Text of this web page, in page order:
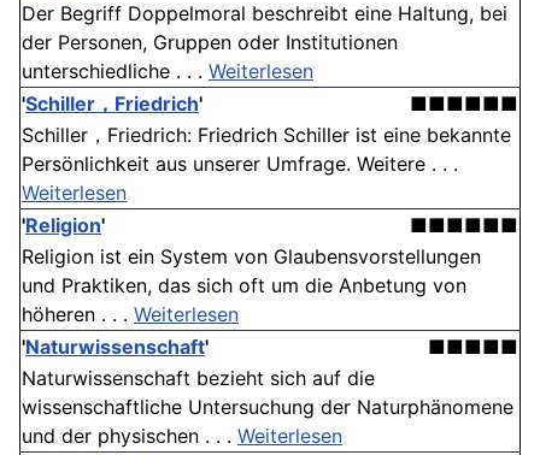
Der Begriff Doppelmoral beschreibt eine Haltung, bei
der Personen, Gruppen oder Institutionen
unterschiedliche . . . Weiterlesen
'Schiller，Friedrich'
■■■■■■
Schiller，Friedrich: Friedrich Schiller ist eine bekannte
Persönlichkeit aus unserer Umfrage. Weitere . . .
Weiterlesen
'Religion'
■■■■■■
Religion ist ein System von Glaubensvorstellungen
und Praktiken, das sich oft um die Anbetung von
höheren . . . Weiterlesen
'Naturwissenschaft'
■■■■■
Naturwissenschaft bezieht sich auf die
wissenschaftliche Untersuchung der Naturphänomene
und der physischen . . . Weiterlesen